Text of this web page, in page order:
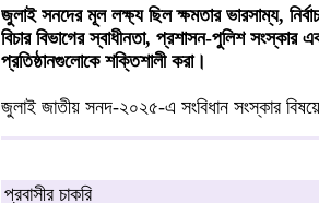
জুলাই সনদের মূল লক্ষ্য ছিল ক্ষমতার ভারসাম্য,
বিচার বিভাগের স্বাধীনতা, প্রশাসন-পুলিশ সংস্কার
প্রতিষ্ঠানগুলোকে শক্তিশালী করা।
জুলাই জাতীয় সনদ-২০২৫-এ সংবিধান সংস্কার
প্রবাসীর চাকরি